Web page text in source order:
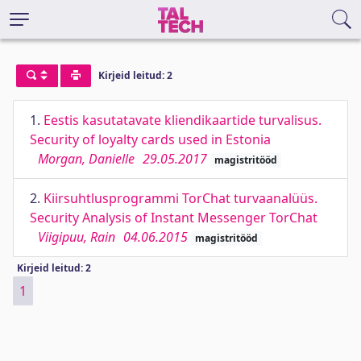
Kirjeid leitud: 2
1. Eestis kasutatavate kliendikaartide turvalisus.
Security of loyalty cards used in Estonia
Morgan, Danielle 29.05.2017 magistritööd
2. Kiirsuhtlusprogrammi TorChat turvaanalüüs.
Security Analysis of Instant Messenger TorChat
Viigipuu, Rain 04.06.2015 magistritööd
Kirjeid leitud: 2
1